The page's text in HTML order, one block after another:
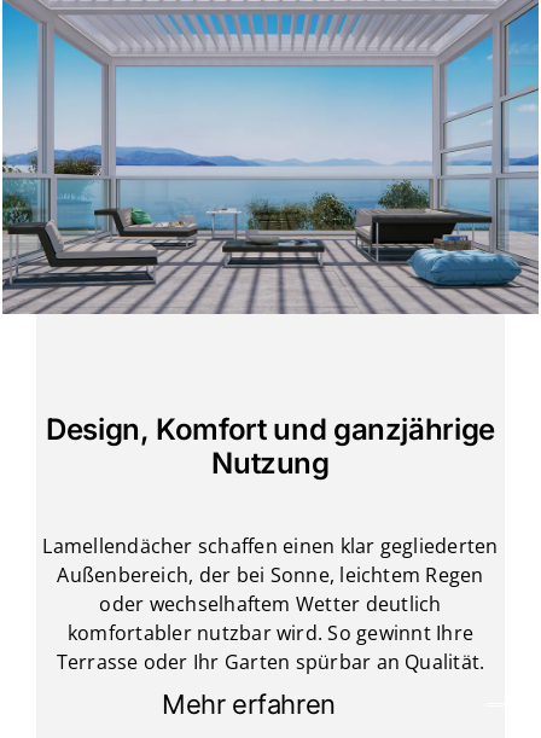
Design, Komfort und ganzjährige
Nutzung
Lamellendächer schaffen einen klar gegliederten
Außenbereich, der bei Sonne, leichtem Regen
oder wechselhaftem Wetter deutlich
komfortabler nutzbar wird. So gewinnt Ihre
Terrasse oder Ihr Garten spürbar an Qualität.
Mehr erfahren